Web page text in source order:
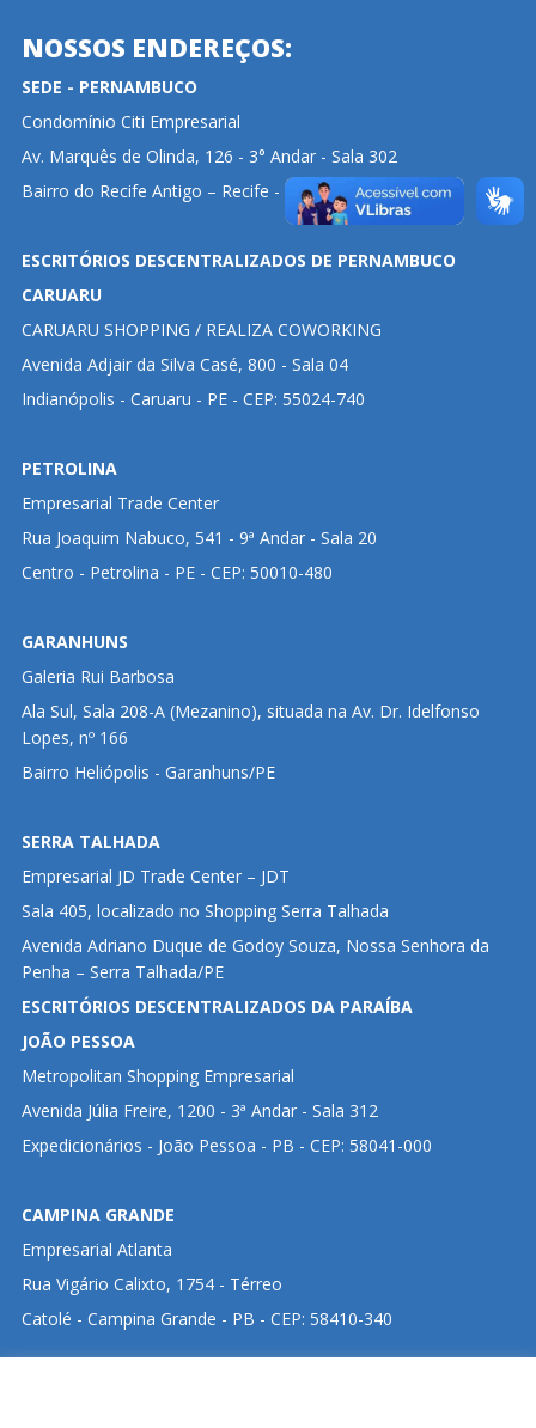
NOSSOS ENDEREÇOS:
SEDE - PERNAMBUCO
Condomínio Citi Empresarial
Av. Marquês de Olinda, 126 - 3° Andar - Sala 302
Bairro do Recife Antigo – Recife - PE - CEP: 50030-901
ESCRITÓRIOS DESCENTRALIZADOS DE PERNAMBUCO
CARUARU
CARUARU SHOPPING / REALIZA COWORKING
Avenida Adjair da Silva Casé, 800 - Sala 04
Indianópolis - Caruaru - PE - CEP: 55024-740
PETROLINA
Empresarial Trade Center
Rua Joaquim Nabuco, 541 - 9ª Andar - Sala 20
Centro - Petrolina - PE - CEP: 50010-480
GARANHUNS
Galeria Rui Barbosa
Ala Sul, Sala 208-A (Mezanino), situada na Av. Dr. Idelfonso
Lopes, nº 166
Bairro Heliópolis - Garanhuns/PE
SERRA TALHADA
Empresarial JD Trade Center – JDT
Sala 405, localizado no Shopping Serra Talhada
Avenida Adriano Duque de Godoy Souza, Nossa Senhora da
Penha – Serra Talhada/PE
ESCRITÓRIOS DESCENTRALIZADOS DA PARAÍBA
JOÃO PESSOA
Metropolitan Shopping Empresarial
Avenida Júlia Freire, 1200 - 3ª Andar - Sala 312
Expedicionários - João Pessoa - PB - CEP: 58041-000
CAMPINA GRANDE
Empresarial Atlanta
Rua Vigário Calixto, 1754 - Térreo
Catolé - Campina Grande - PB - CEP: 58410-340